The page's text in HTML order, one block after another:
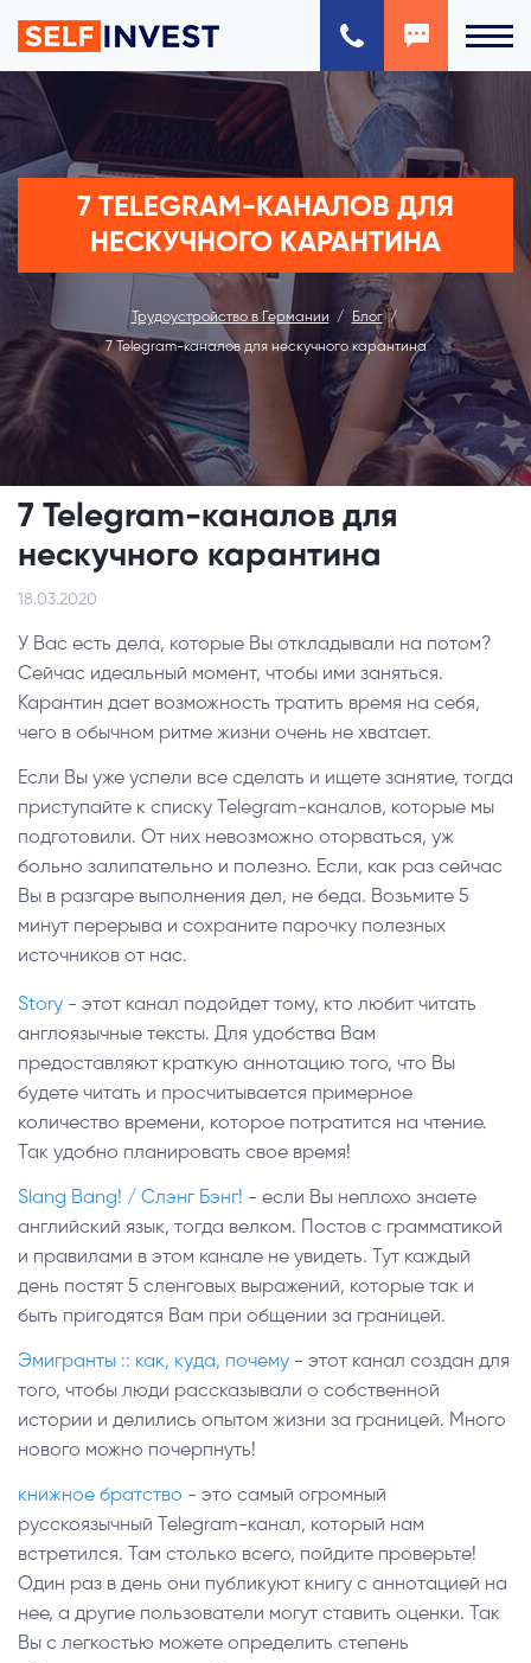
7 TELEGRAM-КАНАЛОВ ДЛЯ
НЕСКУЧНОГО КАРАНТИНА
Трудоустройство в Германии Блог
7 Telegram-каналов для нескучного карантина
7 Telegram-каналов для
нескучного карантина
18.03.2020
У Вас есть дела, которые Вы откладывали на потом?
Сейчас идеальный момент, чтобы ими заняться.
Карантин дает возможность тратить время на себя,
чего в обычном ритме жизни очень не хватает.
Если Вы уже успели все сделать и ищете занятие, тогда
приступайте к списку Telegram-каналов, которые мы
подготовили. От них невозможно оторваться, уж
больно залипательно и полезно. Если, как раз сейчас
Вы в разгаре выполнения дел, не беда. Возьмите 5
минут перерыва и сохраните парочку полезных
источников от нас.
Story - этот канал подойдет тому, кто любит читать
англоязычные тексты. Для удобства Вам
предоставляют краткую аннотацию того, что Вы
будете читать и просчитывается примерное
количество времени, которое потратится на чтение.
Так удобно планировать свое время!
Slang Bang! / Слэнг Бэнг! - если Вы неплохо знаете
английский язык, тогда велком. Постов с грамматикой
и правилами в этом канале не увидеть. Тут каждый
день постят 5 сленговых выражений, которые так и
быть пригодятся Вам при общении за границей.
Эмигранты :: как, куда, почему - этот канал создан для
того, чтобы люди рассказывали о собственной
истории и делились опытом жизни за границей. Много
нового можно почерпнуть!
книжное братство - это самый огромный
русскоязычный Telegram-канал, который нам
встретился. Там столько всего, пойдите проверьте!
Один раз в день они публикуют книгу с аннотацией на
нее, а другие пользователи могут ставить оценки. Так
Вы с легкостью можете определить степень